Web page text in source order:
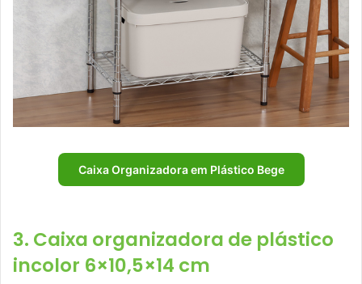
Caixa Organizadora em Plástico Bege
3. Caixa organizadora de plástico
incolor 6×10,5×14 cm